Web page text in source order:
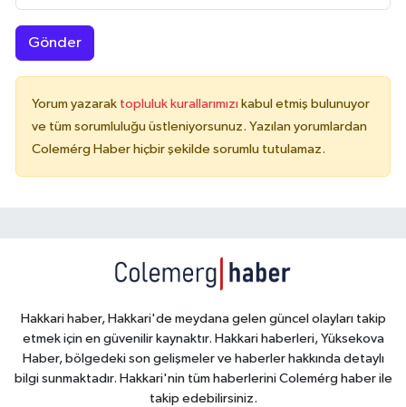
Gönder
Yorum yazarak topluluk kurallarımızı kabul etmiş bulunuyor
ve tüm sorumluluğu üstleniyorsunuz. Yazılan yorumlardan
Colemérg Haber hiçbir şekilde sorumlu tutulamaz.
Hakkari haber, Hakkari'de meydana gelen güncel olayları takip
etmek için en güvenilir kaynaktır. Hakkari haberleri, Yüksekova
Haber, bölgedeki son gelişmeler ve haberler hakkında detaylı
bilgi sunmaktadır. Hakkari'nin tüm haberlerini Colemérg haber ile
takip edebilirsiniz.